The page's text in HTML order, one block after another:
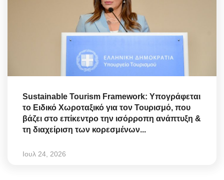
Sustainable Tourism Framework: Υπογράφεται
το Ειδικό Χωροταξικό για τον Τουρισμό, που
βάζει στο επίκεντρο την ισόρροπη ανάπτυξη &
τη διαχείριση των κορεσμένων...
Ιουλ 24, 2026